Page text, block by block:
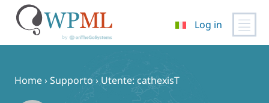
contenuto
Log in
Home›Supporto › Utente: cathexisT